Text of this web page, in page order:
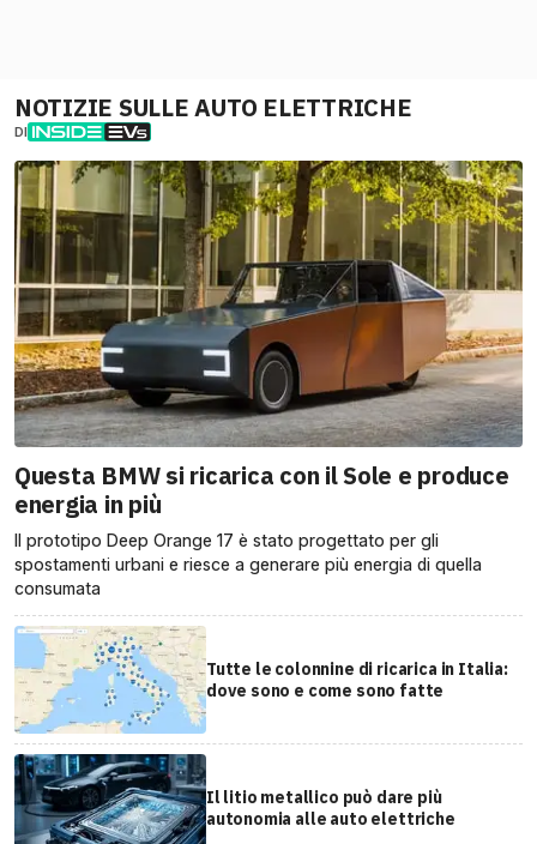
NOTIZIE SULLE AUTO ELETTRICHE
DI
Questa BMW si ricarica con il Sole e produce
energia in più
Il prototipo Deep Orange 17 è stato progettato per gli
spostamenti urbani e riesce a generare più energia di quella
consumata
Tutte le colonnine di ricarica in Italia:
dove sono e come sono fatte
Il litio metallico può dare più
autonomia alle auto elettriche